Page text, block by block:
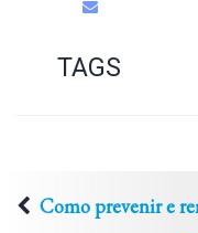
TAGS
Como prevenir e